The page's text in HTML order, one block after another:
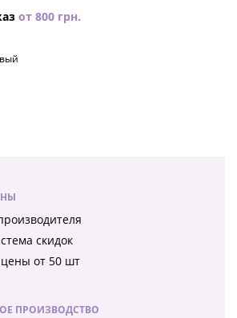
от 800 грн.
скидок
от 50 шт
ПРОИЗВОДСТВО